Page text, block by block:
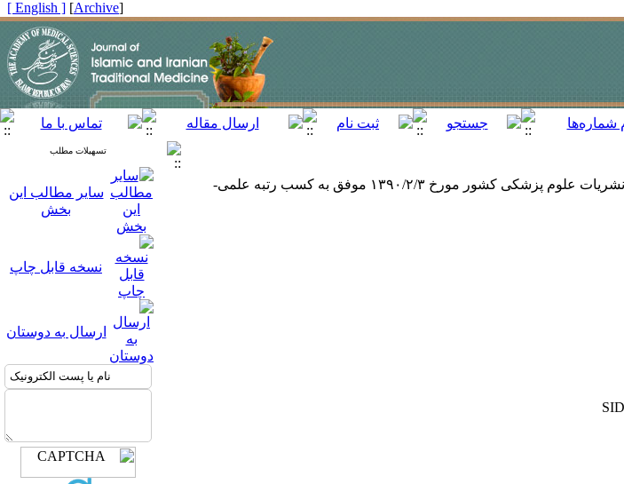
[
Archive
]
[ English ]
مجله طب سنتی اسلام و ایران به استناد یکصدوپنجمین جلسه کمیسیون نشریات علوم پزشکی کشور مورخ ۱۳۹۰/۲/۳ موفق به کسب رتبه علمی-
تسهیلات مطلب
سایر مطالب این
بخش
نسخه قابل چاپ
ارسال به دوستان